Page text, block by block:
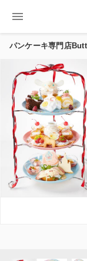
menu
パンケーキ専門店